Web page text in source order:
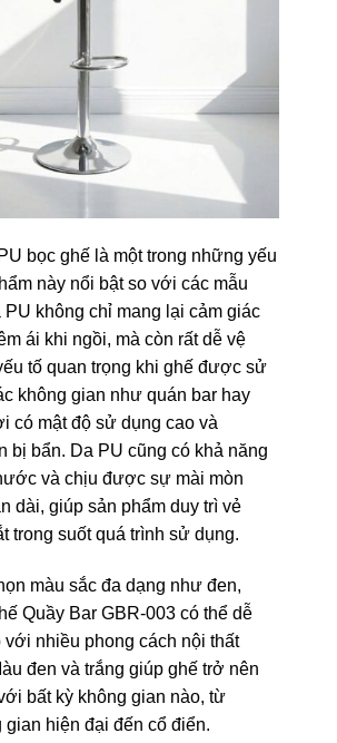
bọc ghế là một trong những yếu
này nổi bật so với các mẫu
PU không chỉ mang lại cảm giác
ái khi ngồi, mà còn rất dễ vệ
tố quan trọng khi ghế được sử
không gian như quán bar hay
có mật độ sử dụng cao và
bị bẩn. Da PU cũng có khả năng
và chịu được sự mài mòn
dài, giúp sản phẩm duy trì vẻ
trong suốt quá trình sử dụng.
màu sắc đa dạng như đen,
Quầy Bar GBR-003 có thể dễ
nhiều phong cách nội thất
đen và trắng giúp ghế trở nên
bất kỳ không gian nào, từ
gian hiện đại đến cổ điển.